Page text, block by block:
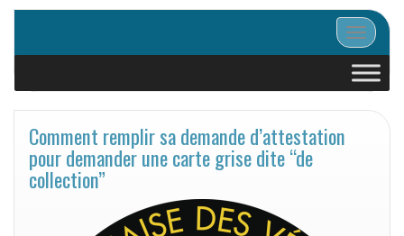
Afficher/
Comment remplir sa demande d’attestation
pour demander une carte grise dite “de
collection”